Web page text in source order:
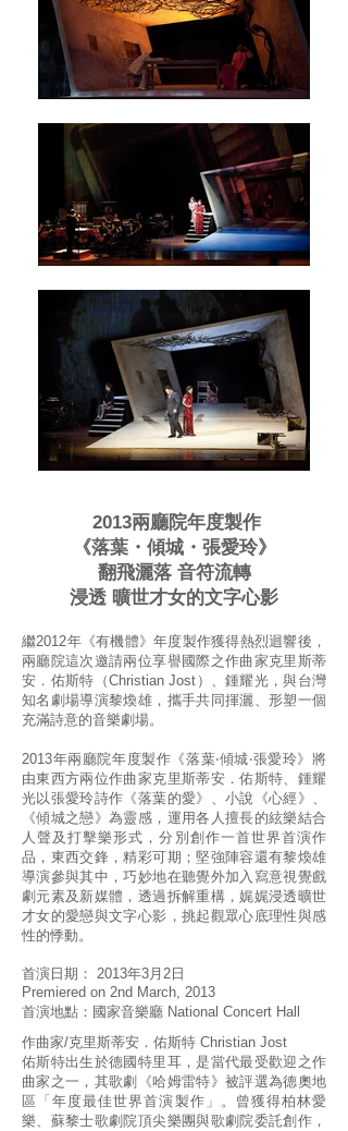
2013兩廳院年度製作
《落葉・傾城・張愛玲》
翻飛灑落 音符流轉
浸透 曠世才女的文字心影
繼2012年《有機體》年度製作獲得熱烈迴響後，
兩廳院這次邀請兩位享譽國際之作曲家克里斯蒂
安．佑斯特（Christian Jost）、鍾耀光，與台灣
知名劇場導演黎煥雄，攜手共同揮灑、形塑一個
充滿詩意的音樂劇場。
2013年兩廳院年度製作《落葉‧傾城‧張愛玲》將
由東西方兩位作曲家克里斯蒂安．佑斯特、鍾耀
光以張愛玲詩作《落葉的愛》、小說《心經》、
《傾城之戀》為靈感，運用各人擅長的絃樂結合
人聲及打擊樂形式，分別創作一首世界首演作
品，東西交鋒，精彩可期；堅強陣容還有黎煥雄
導演參與其中，巧妙地在聽覺外加入寫意視覺戲
劇元素及新媒體，透過拆解重構，娓娓浸透曠世
才女的愛戀與文字心影，挑起觀眾心底理性與感
性的悸動。
首演日期： 2013年3月2日
Premiered on 2nd March, 2013
首演地點：國家音樂廳 National Concert Hall
作曲家/克里斯蒂安．佑斯特 Christian Jost
佑斯特出生於德國特里耳，是當代最受歡迎之作
曲家之一，其歌劇《哈姆雷特》被評選為德奧地
區「年度最佳世界首演製作」。曾獲得柏林愛
樂、蘇黎士歌劇院頂尖樂團與歌劇院委託創作，